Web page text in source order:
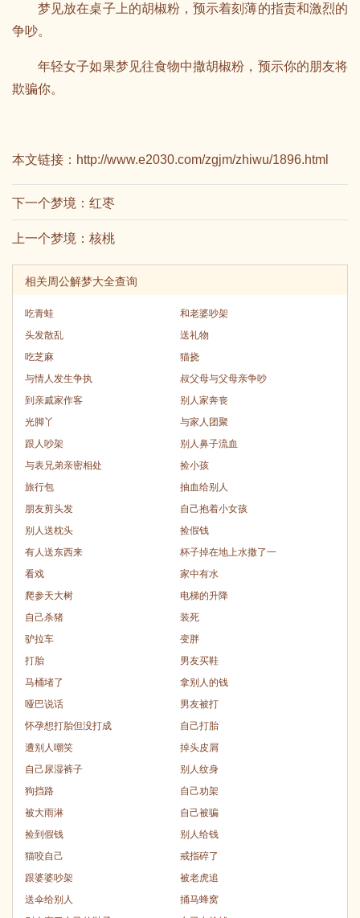
梦见放在桌子上的胡椒粉，预示着刻薄的指责和激烈的
争吵。
年轻女子如果梦见往食物中撒胡椒粉，预示你的朋友将
欺骗你。
本文链接： http://www.e2030.com/zgjm/zhiwu/1896.html
下一个梦境： 红枣
上一个梦境： 核桃
相关周公解梦大全查询
吃青蛙
和老婆吵架
头发散乱
送礼物
吃芝麻
猫挠
与情人发生争执
叔父母与父母亲争吵
到亲戚家作客
别人家奔丧
光脚丫
与家人团聚
跟人吵架
别人鼻子流血
与表兄弟亲密相处
捡小孩
旅行包
抽血给别人
朋友剪头发
自己抱着小女孩
别人送枕头
捡假钱
有人送东西来
杯子掉在地上水撒了一
看戏
家中有水
爬参天大树
电梯的升降
自己杀猪
装死
驴拉车
变胖
打胎
男友买鞋
马桶堵了
拿别人的钱
哑巴说话
男友被打
怀孕想打胎但没打成
自己打胎
遭别人嘲笑
掉头皮屑
自己尿湿裤子
别人纹身
狗挡路
自己劝架
被大雨淋
自己被骗
捡到假钱
别人给钱
猫咬自己
戒指碎了
跟婆婆吵架
被老虎追
送伞给别人
捅马蜂窝